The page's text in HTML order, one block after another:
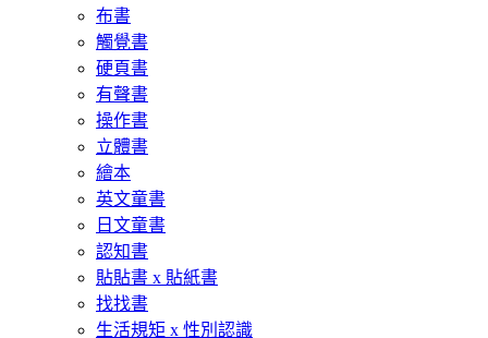
布書
觸覺書
硬頁書
有聲書
操作書
立體書
繪本
英文童書
日文童書
認知書
貼貼書 x 貼紙書
找找書
生活規矩 x 性別認識